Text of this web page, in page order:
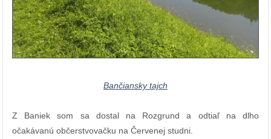
Bančiansky tajch
Z Baniek som sa dostal na Rozgrund a odtiaľ na dlho
očakávanú občerstvovačku na Červenej studni.